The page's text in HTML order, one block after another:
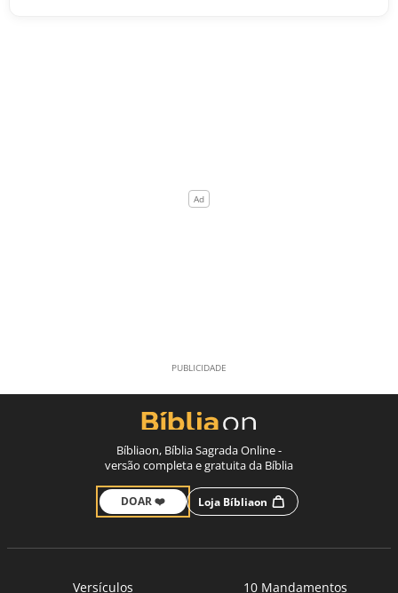
Bíbliaon, Bíblia Sagrada Online -
versão completa e gratuita da Bíblia
DOAR ❤️ Loja Bíbliaon
Versículos
10 Mandamentos